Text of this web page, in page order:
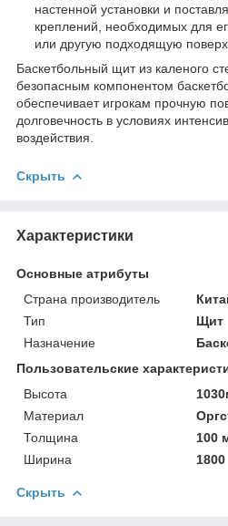
настенной установки и
креплений, необходимых для
или другую подходящую
Баскетбольный щит из каленого
безопасным компонентом
обеспечивает игрокам прочную
долговечность в условиях
воздействия.
Скрыть
Характеристики
Основные атрибуты
Страна производитель
Тип
Щит
Назначение
Пользовательские
Высота
Материал
Толщина
100
Ширина
1800
Скрыть